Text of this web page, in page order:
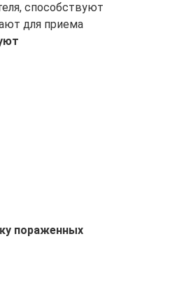
способствуют
для приема
пораженных